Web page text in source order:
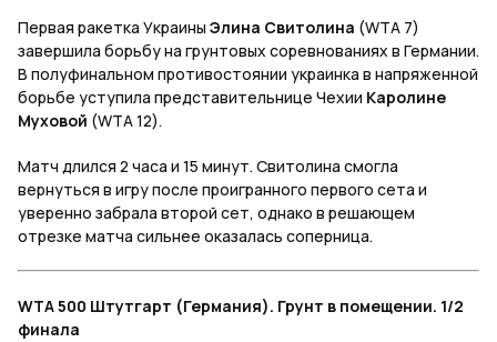
Первая ракетка Украины Элина Свитолина (WTA 7)
завершила борьбу на грунтовых соревнованиях в Германии.
В полуфинальном противостоянии украинка в напряженной
борьбе уступила представительнице Чехии Каролине
Муховой (WTA 12).
Матч длился 2 часа и 15 минут. Свитолина смогла
вернуться в игру после проигранного первого сета и
уверенно забрала второй сет, однако в решающем
отрезке матча сильнее оказалась соперница.
WTA 500 Штутгарт (Германия). Грунт в помещении. 1/2
финала